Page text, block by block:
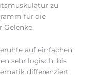
zu
für die
Gelenke.
auf einfachen,
sehr logisch, bis
differenziert